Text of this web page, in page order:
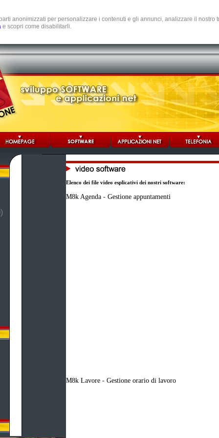
anonimizzati per personalizzare i contenuti e gli annunci, analizzare il nostro
e scopri come disabilitarli.
Elenco dei file video esplicativi dei nostri software:
M8k Agenda - Gestione appuntamenti
M8k Lavore - Gestione orario di lavoro